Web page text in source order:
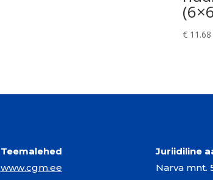
€ 11.68
Teemalehed
www.cgm.ee
Juriidiline
Narva mnt.